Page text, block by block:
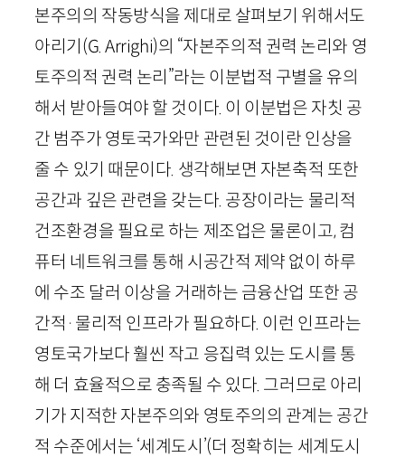
본주의의 작동방식을 제대로 살펴보기 위해서도
아리기(G.Arrighi)의 “자본주의적 권력 논리와 영
토주의적 권력 논리”라는 이분법적 구별을 유의
해서 받아들여야 할 것이다. 이 이분법은 자칫 공
간 범주가 영토국가와만 관련된 것이란 인상을
줄 수 있기 때문이다. 생각해보면 자본축적 또한
공간과 깊은 관련을 갖는다. 공장이라는 물리적
건조환경을 필요로 하는 제조업은 물론이고, 컴
퓨터 네트워크를 통해 시공간적 제약 없이 하루
에 수조 달러 이상을 거래하는 금융산업 또한 공
간적 · 물리적 인프라가 필요하다. 이런 인프라는
영토국가보다 훨씬 작고 응집력 있는 도시를 통
해 더 효율적으로 충족될 수 있다. 그러므로 아리
기가 지적한 자본주의와 영토주의의 관계는 공간
적 수준에서는 ‘세계도시’(더 정확히는 세계도시